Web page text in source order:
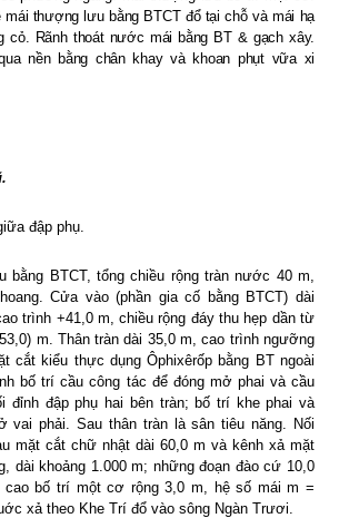
mái thượng lưu bằng BTCT đổ tại chỗ và mái hạ
cỏ. Rãnh thoát nước mái bằng BT & gạch xây.
nền bằng chân khay và khoan phụt vữa xi
đập phụ.
bằng BTCT, tổng chiều rộng tràn nước 40 m,
Cửa vào (phần gia cố bằng BTCT) dài
trình +41,0 m, chiều rộng đáy thu hẹp dần từ
m. Thân tràn dài 35,0 m, cao trình ngưỡng
cắt kiểu thực dụng Ôphixêrốp bằng BT ngoài
bố trí cầu công tác để đóng mở phai và cầu
đỉnh đập phụ hai bên tràn; bố trí khe phai và
vai phải. Sau thân tràn là sân tiêu năng. Nối
mặt cắt chữ nhật dài 60,0 m và kênh xả mặt
dài khoảng 1.000 m; những đoạn đào cứ 10,0
cao bố trí một cơ rộng 3,0 m, hệ số mái m =
xả theo Khe Trí đổ vào sông Ngàn Trươi.